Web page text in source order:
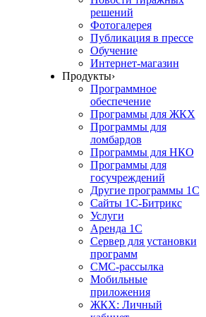
решений
Фотогалерея
Публикация в прессе
Обучение
Интернет-магазин
Продукты›
Программное
обеспечение
Программы для ЖКХ
Программы для
ломбардов
Программы для НКО
Программы для
госучреждений
Другие программы 1С
Сайты 1С-Битрикс
Услуги
Аренда 1С
Сервер для установки
программ
СМС-рассылка
Мобильные
приложения
ЖКХ: Личный